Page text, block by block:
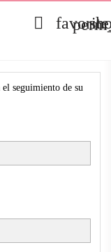

seguimiento de su